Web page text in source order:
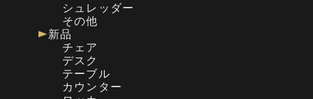
シュレッダー
その他
新品
チェア
デスク
テーブル
カウンター